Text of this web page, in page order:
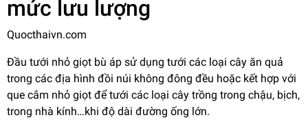
mức lưu lượng
Quocthaivn.com
Đầu tưới nhỏ giọt bù áp sử dụng tưới các loại cây ăn quả
trong các địa hình đồi núi không đông đều hoặc kết hợp với
que cắm nhỏ giọt để tưới các loại cây trồng trong chậu, bịch,
trong nhà kính…khi độ dài đường ống lớn.